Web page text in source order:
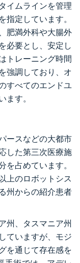
イムラインを管理
指定しています。
肥満外科や大腸外
必要とし、安定し
トレーニング時間
強調しており、オ
すべてのエンドユ
ます。
ースなどの大都市
した第三次医療施
を占めています。
上のロボットシス
州からの紹介患者
州、タスマニア州
ていますが、モジ
を通じて存在感を